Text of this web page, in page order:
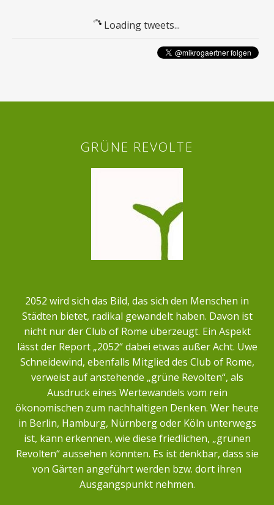
Loading tweets...
GRÜNE REVOLTE
2052 wird sich das Bild, das sich den Menschen in
Städten bietet, radikal gewandelt haben. Davon ist
nicht nur der Club of Rome überzeugt. Ein Aspekt
lässt der Report „2052“ dabei etwas außer Acht. Uwe
Schneidewind, ebenfalls Mitglied des Club of Rome,
verweist auf anstehende „grüne Revolten“, als
Ausdruck eines Wertewandels vom rein
ökonomischen zum nachhaltigen Denken. Wer heute
in Berlin, Hamburg, Nürnberg oder Köln unterwegs
ist, kann erkennen, wie diese friedlichen, „grünen
Revolten“ aussehen könnten. Es ist denkbar, dass sie
von Gärten angeführt werden bzw. dort ihren
Ausgangspunkt nehmen.